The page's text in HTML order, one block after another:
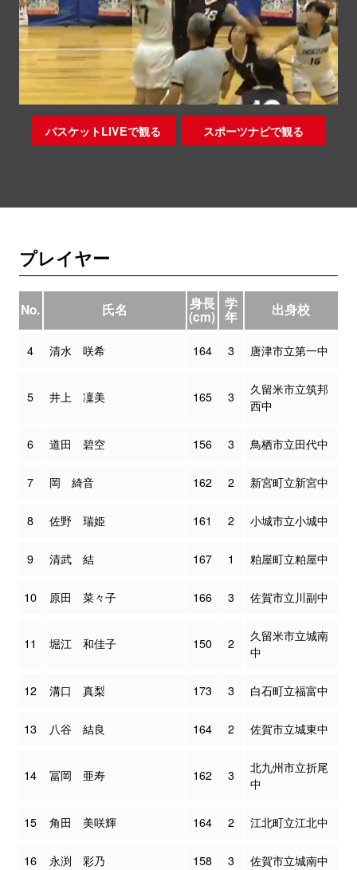
バスケットLIVEで観る スポーツナビで観る
プレイヤー
No. 氏名 身長
(cm)
学
年 出身校
4 清水 咲希 164 3 唐津市立第一中
5 井上 凜美 165 3
久留米市立筑邦
西中
6 道田 碧空 156 3 鳥栖市立田代中
7 岡 綺音 162 2 新宮町立新宮中
8 佐野 瑞姫 161 2 小城市立小城中
9 清武 結 167 1 粕屋町立粕屋中
10 原田 菜々子 166 3 佐賀市立川副中
11 堀江 和佳子 150 2
久留米市立城南
中
12 溝口 真梨 173 3 白石町立福富中
13 八谷 結良 164 2 佐賀市立城東中
14 冨岡 亜寿 162 3
北九州市立折尾
中
15 角田 美咲輝 164 2 江北町立江北中
16 永渕 彩乃 158 3 佐賀市立城南中